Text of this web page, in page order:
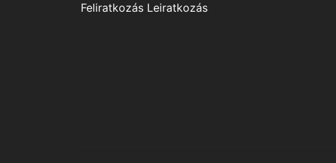
Feliratkozás Leiratkozás